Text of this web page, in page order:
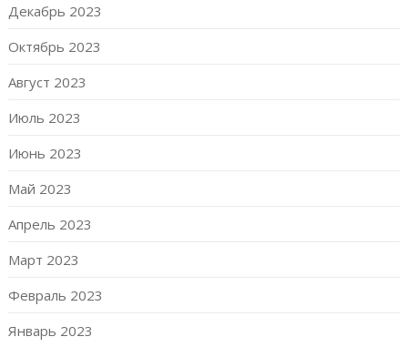
Декабрь 2023
Октябрь 2023
Август 2023
Июль 2023
Июнь 2023
Май 2023
Апрель 2023
Март 2023
Февраль 2023
Январь 2023